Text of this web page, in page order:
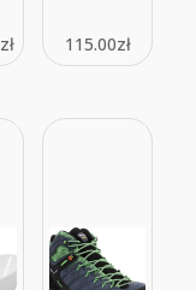
zł 115.00zł